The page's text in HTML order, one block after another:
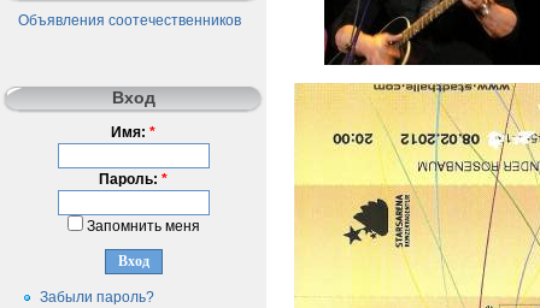
Объявления соотечественников
Вход
Имя: *
Пароль: *
Запомнить меня
Забыли пароль?